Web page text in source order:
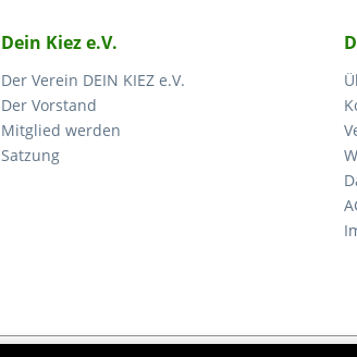
Dein Kiez e.V.
Der Verein DEIN KIEZ e.V.
Der Vorstand
Mitglied werden
Satzung